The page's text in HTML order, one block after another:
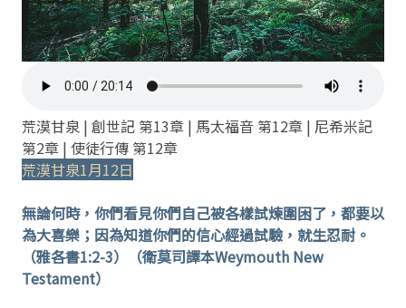
荒漠甘泉 | 創世記 第13章 | 馬太福音 第12章 | 尼希米記
第2章 | 使徒行傳 第12章
荒漠甘泉1月12日
無論何時，你們看見你們自己被各樣試煉圍困了，都要以
為大喜樂；因為知道你們的信心經過試驗，就生忍耐。
（雅各書1:2-3）（衛莫司譯本Weymouth New
Testament）